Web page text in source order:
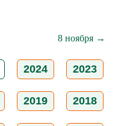
8 ноября →
2024 2023
2019 2018